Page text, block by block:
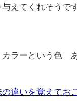
えてくれそうで
カラーという色
違いを覚えてお